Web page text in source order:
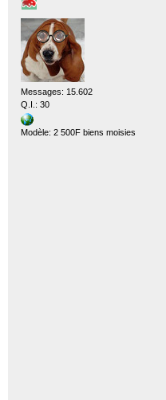
Messages: 15.602
Q.I.: 30
Modèle: 2 500F biens moisies